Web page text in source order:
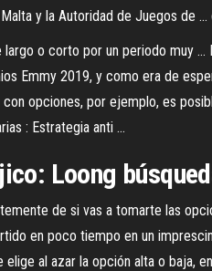
y la Autoridad de Juegos de
o corto por un periodo muy
Emmy 2019, y como era de
con opciones, por ejemplo, es
: Estrategia anti ...
Loong
de si vas a tomarte las
en poco tiempo en un
al azar la opción alta o baja,